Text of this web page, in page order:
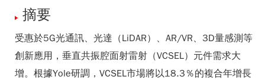
摘要
受惠於5G光通訊、光達（LiDAR）、AR/VR、3D量感測等
創新應用，垂直共振腔面射雷射（VCSEL）元件需求大
增。根據Yole研調，VCSEL市場將以18.3％的複合年增長